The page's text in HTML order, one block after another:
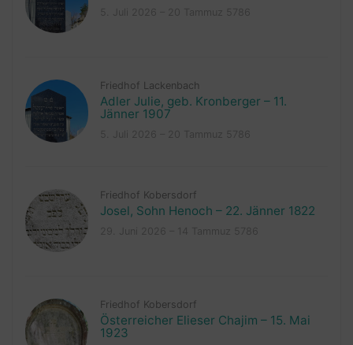
Friedhof Lackenbach
Adler Julie, geb. Kronberger – 11.
Jänner 1907
Friedhof Kobersdorf
Josel, Sohn Henoch – 22. Jänner 1822
Friedhof Kobersdorf
Österreicher Elieser Chajim – 15. Mai
1923